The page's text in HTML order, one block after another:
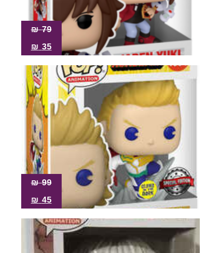
79
₪
35
₪
99
₪
45
₪